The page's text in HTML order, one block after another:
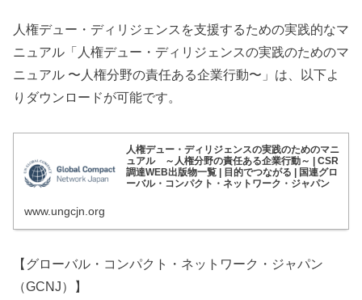
⼈権デュー・ディリジェンスを支援するための実践的なマ
ニュアル「⼈権デュー・ディリジェンスの実践のためのマ
ニュアル 〜⼈権分野の責任ある企業⾏動〜」は、以下よ
りダウンロードが可能です。
人権デュー・ディリジェンスの実践のためのマニ
ュアル ～人権分野の責任ある企業行動～ | CSR
調達WEB出版物一覧 | 目的でつながる | 国連グロ
ーバル・コンパクト・ネットワーク・ジャパン
www.ungcjn.org
【グローバル・コンパクト・ネットワーク・ジャパン
（GCNJ）】